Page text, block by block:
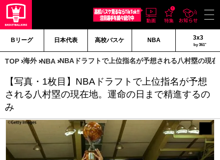
Bリーグ 日本代表 高校バスケ NBA 3x3
by 361°
TOP 海外 NBA NBAドラフトで上位指名が予想される八村塁の現
【写真・1枚目】NBAドラフトで上位指名が予想
される八村塁の現在地。運命の日まで精進するの
み